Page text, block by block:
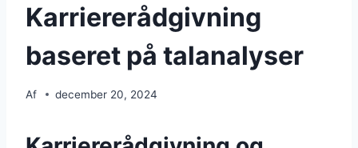
Karriererådgivning
baseret på talanalyser
Af december 20, 2024